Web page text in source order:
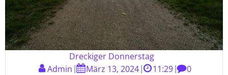
Dreckiger Donnerstag
Admin
März 13, 2024 11:29 0